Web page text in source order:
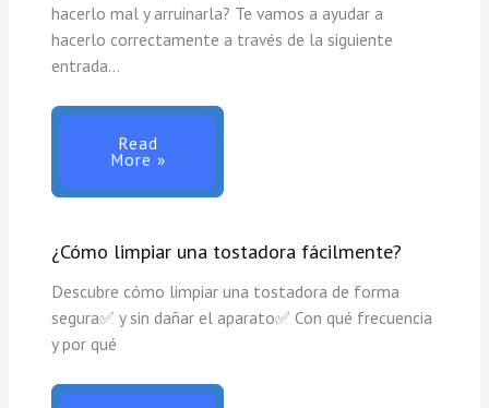
hacerlo mal y arruinarla? Te vamos a ayudar a
hacerlo correctamente a través de la siguiente
entrada…
Read
More »
¿Cómo limpiar una tostadora fácilmente?
Descubre cómo limpiar una tostadora de forma
segura✅ y sin dañar el aparato✅ Con qué frecuencia
y por qué